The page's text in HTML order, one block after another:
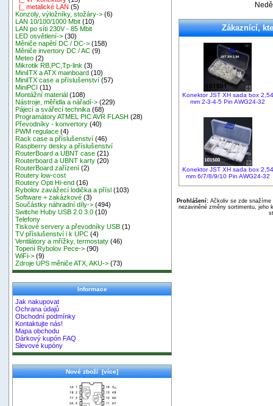
|_ metalické LAN (5)
Konzoly, výložníky, stožáry-> (6)
LAN 10/100/1000 Mbit (10)
LAN po síti 230V - 85 Mbit
LED osvětlení-> (30)
Měniče napětí DC / DC-> (158)
Měniče invertory DC / AC (9)
Meteo (2)
Mikrotik RB,PC,Tp-link (3)
MiniITX a ATX mainboard (10)
MiniITX case a příslušenství (57)
MiniPCI (11)
Montážní materiál (108)
Nástroje, měřidla a nářadí-> (229)
Pájecí a svářecí technika (68)
Programátory ATMEL PIC AVR FLASH (28)
Převodníky - konvertory (40)
PWM regulace (4)
Rack case a příslušenství (46)
Raspberry desky a příslušenství
RouterBoard a UBNT case (21)
Routerboard a UBNT karty (20)
RouterBoard zařízení (2)
Routery low-cost
Routery Opti Hi-end (16)
Rybolov zavážecí lodička a přísl (103)
Software + zakázkové (3)
Součástky náhradní díly-> (494)
Switche Huby USB 2.0 3.0 (10)
Telefony
Tiskové servery a převodníky USB (1)
TV příslušenství i k UPC (4)
Ventilátory a mřížky, termostaty (46)
Topení Rybolov Pece-> (90)
WiFi-> (9)
Zdroje UPS měniče ATX, AKU-> (73)
Informace
Jak nakupovat
Ochrana údajů
Obchodní podmínky
Kontaktujte nás!
Mapa obchodu
Dárkový kupón FAQ
Slevové kupóny
Nové zboží [více]
Zákaznící,
Konektor JST XH sada box 2,54
mm 2-3-4-5 Pin AWG24-32
Konektor JST XH sada box 2,54
mm 6/7/8/9/10 Pin AWG24-32
Prohlášení:Ačkoliv se zde snažíme
nezaviněné změny sortimentu, jeho